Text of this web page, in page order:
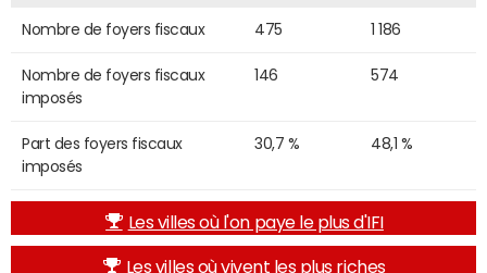
Nombre de foyers fiscaux 475 1 186
Nombre de foyers fiscaux
imposés
146 574
Part des foyers fiscaux
imposés
30,7 % 48,1 %
Les villes où l'on paye le plus d'IFI
Les villes où vivent les plus riches